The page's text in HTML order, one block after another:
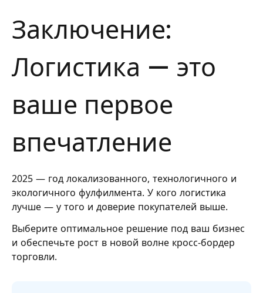
Заключение:
Логистика — это
ваше первое
впечатление
2025 — год локализованного, технологичного и
экологичного фулфилмента. У кого логистика
лучше — у того и доверие покупателей выше.
Выберите оптимальное решение под ваш бизнес
и обеспечьте рост в новой волне кросс‑бордер
торговли.